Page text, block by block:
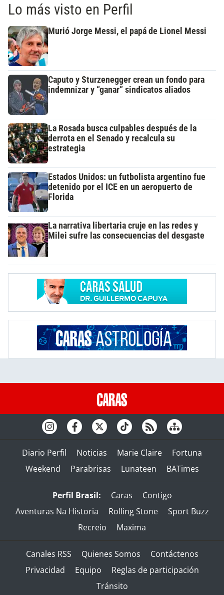
Lo más visto en Perfil
Murió Jorge Messi, el papá de Lionel Messi
Caputo y Sturzenegger crean un fondo para
indemnizar y “ganar” sindicatos aliados
La Rosada busca culpables después de la
derrota en el Senado y recalcula su
estrategia
Estados Unidos: un futbolista argentino fue
detenido por el ICE en un aeropuerto de
Florida
La narrativa libertaria cruje en las redes y
Milei sufre las consecuencias del desgaste
Diario Perfil Noticias Marie Claire
Fortuna
Weekend
Parabrisas Lunateen BATimes
Perfil Brasil: Caras
Contigo
Aventuras Na Historia
Rolling Stone
Sport Buzz
Recreio
Maxima
Canales RSS Quienes Somos
Contáctenos
Privacidad
Equipo
Reglas de participación
Tránsito